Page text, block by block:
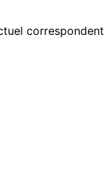
correspondent